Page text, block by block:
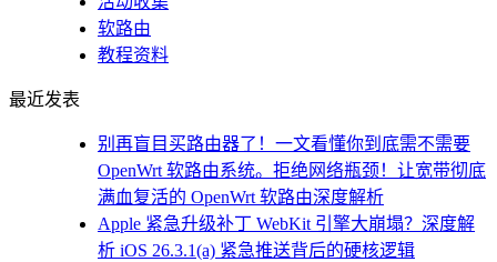
软路由
教程资料
最近发表
别再盲目买路由器了！一文看懂你到底需不需要
OpenWrt 软路由系统。拒绝网络瓶颈！让宽带彻底
满血复活的 OpenWrt 软路由深度解析
Apple 紧急升级补丁 WebKit 引擎大崩塌？深度解
析 iOS 26.3.1(a) 紧急推送背后的硬核逻辑